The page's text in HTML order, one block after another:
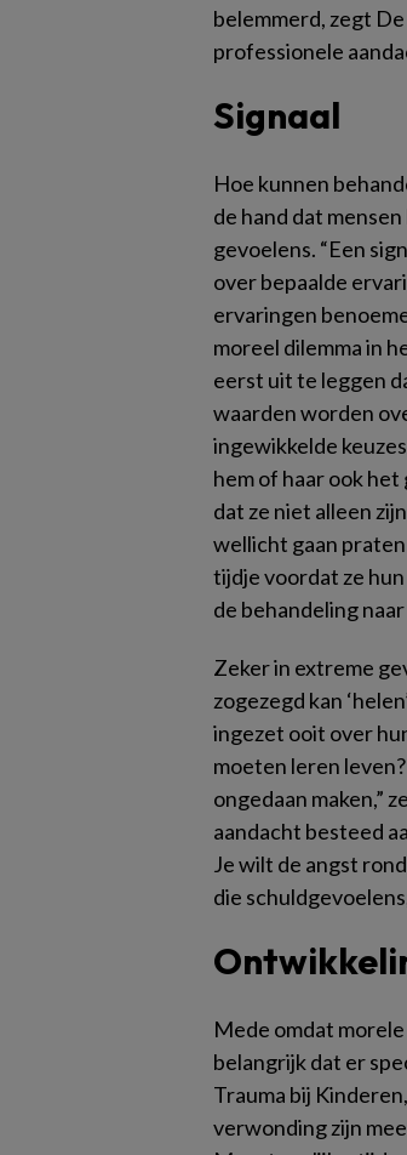
belemmerd, zegt
professionele
Signaal
Hoe kunnen
de hand dat
gevoelens. “Een
over bepaalde
ervaringen
moreel dilemma in
eerst uit te leggen
waarden worden
ingewikkelde
hem of haar ook
dat ze niet alleen
wellicht gaan
tijdje voordat ze
de behandeling naar
Zeker in extreme
zogezegd kan
ingezet ooit over
moeten leren
ongedaan maken,”
aandacht besteed
Je wilt de angst
die
Mede omdat
belangrijk dat er
Trauma bij
verwonding zijn